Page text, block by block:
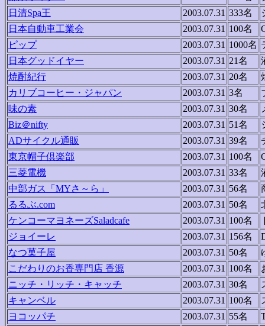
日清Spa王
2003.07.31 333名
日本自動車工業会
2003.07.31 100名
ピップ
2003.07.31 1000名
日本グッドイヤー
2003.07.31 21名
焼酎紀行
2003.07.31 20名
カリブコーヒー・ジャパン
2003.07.31 3名
味の素
2003.07.31 30名
Biz＠nifty
2003.07.31 51名
ADサイクル通販
2003.07.31 39名
東京帽子倶楽部
2003.07.31 100名
三菱電機
2003.07.31 33名
中部ガス「MYさ～ら」
2003.07.31 56名
るるぶ.com
2003.07.31 50名
ケンコーマヨネーズSaladcafe
2003.07.31 100名
ジョイーレ
2003.07.31 156名
なつ菓子屋
2003.07.31 50名
こだわりのお香専門店 香源
2003.07.31 100名
ニッチ・リッチ・キャッチ
2003.07.31 30名
キャンベル
2003.07.31 100名
ヨコッパチ
2003.07.31 55名